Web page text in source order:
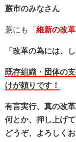
蕨市のみなさん
蕨にも「 維新の改革
「改革の為には、
既存組織・団体の
けが頼りです！
有言実行、真の改
何とか、押し上げて
どうぞ、よろしく